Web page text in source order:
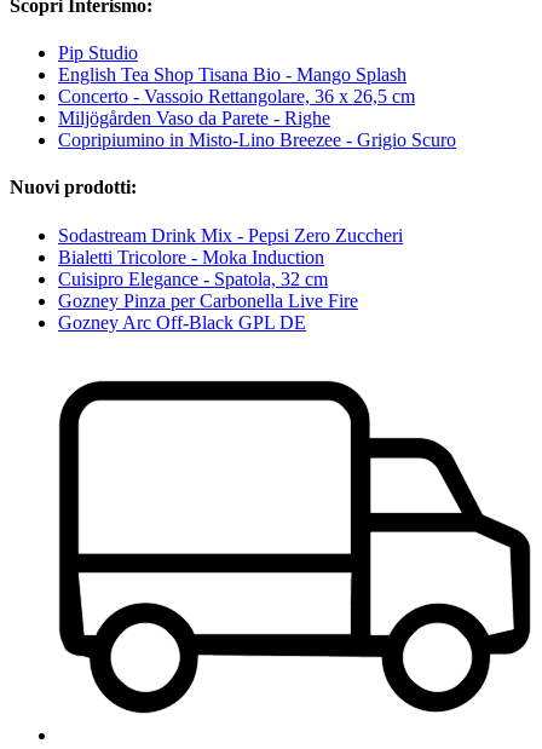
Scopri Interismo:
Pip Studio
English Tea Shop Tisana Bio - Mango Splash
Concerto - Vassoio Rettangolare, 36 x 26,5 cm
Miljögården Vaso da Parete - Righe
Copripiumino in Misto-Lino Breezee - Grigio Scuro
Nuovi prodotti:
Sodastream Drink Mix - Pepsi Zero Zuccheri
Bialetti Tricolore - Moka Induction
Cuisipro Elegance - Spatola, 32 cm
Gozney Pinza per Carbonella Live Fire
Gozney Arc Off-Black GPL DE